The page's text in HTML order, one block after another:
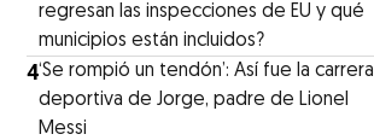
regresan las inspecciones de EU y qué
municipios están incluidos?
4‘Se rompió un tendón’: Así fue la carrera
deportiva de Jorge, padre de Lionel
Messi